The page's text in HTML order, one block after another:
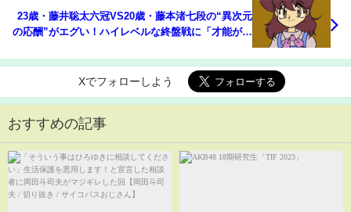
23歳・藤井聡太六冠VS20歳・藤本渚七段の“異次元
の応酬”がエグい！ハイレベルな終盤戦に「才能が爆
Xでフォローしよう
おすすめの記事